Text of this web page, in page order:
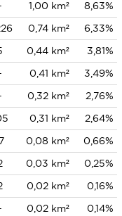
1,00 km²
8,63%
0,74 km²
6,33%
0,44 km²
3,81%
0,41 km²
3,49%
0,32 km²
2,76%
0,31 km²
2,64%
0,08 km²
0,66%
0,03 km²
0,25%
0,02 km²
0,16%
0,02 km²
0,14%